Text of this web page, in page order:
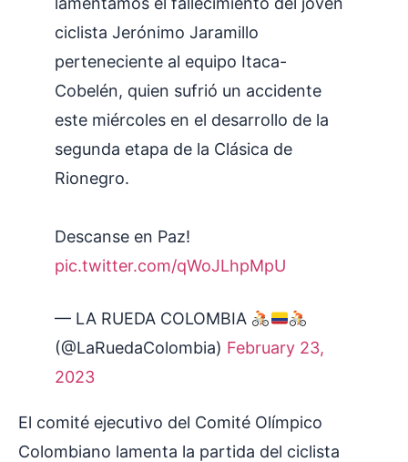
ciclista Jerónimo Jaramillo
perteneciente al equipo Itaca-
Cobelén, quien sufrió un accidente
este miércoles en el desarrollo de la
segunda etapa de la Clásica de
Rionegro.
Descanse en Paz!
pic.twitter.com/qWoJLhpMpU
— LA RUEDA COLOMBIA
(@LaRuedaColombia) February 23,
2023
El comité ejecutivo del Comité Olímpico
Colombiano lamenta la partida del ciclista